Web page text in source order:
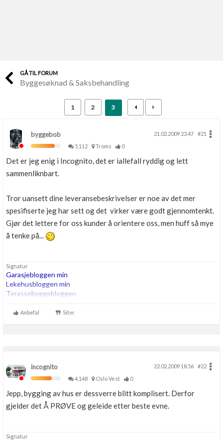
Finn håndverkere
Skaff dokumentasjon som mangler
Kundeservice
Få svar på det du lurer på
Kom i gang med Boligmappa
Se din bolig? Klikk her
Boligmappa+
Få mer ut av Boligmappa
GÅ TIL FORUM
Byggesøknad & Saksbehandling
1 2 3
byggebob 21.02.2009 23.47
#21
5,112
Troms 0
Det er jeg enig i Incognito, det er iallefall ryddig og lett
sammenliknbart.
Tror uansett dine leveransebeskrivelser er noe av det mer
spesifiserte jeg har sett og det virker være godt gjennomtenkt.
Gjør det lettere for oss kunder å orientere oss, men huff så mye
å tenke på...
Signatur
Garasjebloggen min
Lekehusbloggen min
Terassebyggebloggen
260m2 bta trehus etter TEK07, Thermia Optimum G2 8kw i serie
Anbefal Siter
incognito 22.02.2009 18.56
#22
4,148
Oslo Vest 0
Jepp, bygging av hus er dessverre blitt komplisert. Derfor
gjelder det Å PRØVE og geleide etter beste evne.
Signatur